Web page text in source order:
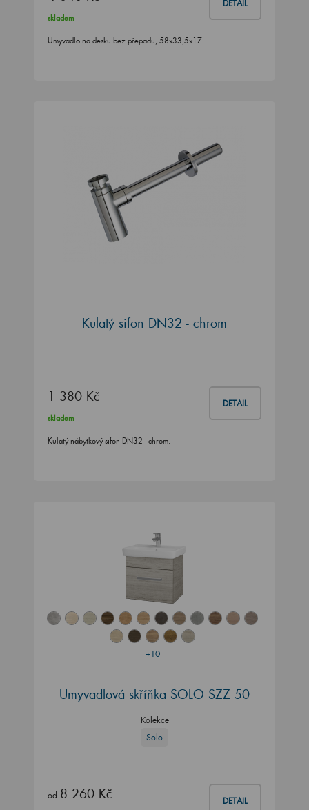
DETAIL
skladem
Umyvadlo na desku bez přepadu, 58x33,5x17
Kulatý sifon DN32 - chrom
1 380 Kč DETAIL
skladem
Kulatý nábytkový sifon DN32 - chrom.
+10
Umyvadlová skříňka SOLO SZZ 50
Kolekce
Solo
od 8 260 Kč DETAIL